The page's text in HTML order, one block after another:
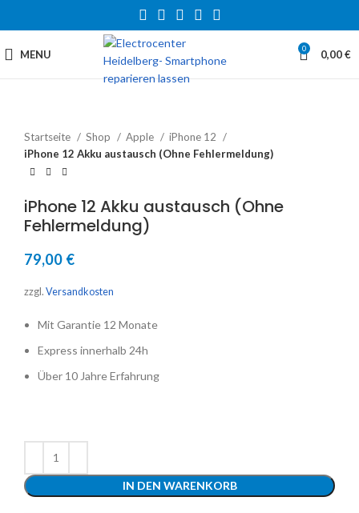
MENU 0 0,00€
Startseite Shop Apple
iPhone 12
iPhone 12 Akku austausch (Ohne Fehlermeldung)
iPhone 12 Akku austausch (Ohne
Fehlermeldung)
79,00 €
zzgl. Versandkosten
Mit Garantie 12 Monate
Express innerhalb 24h
Über 10 Jahre Erfahrung
IN DEN WARENKORB